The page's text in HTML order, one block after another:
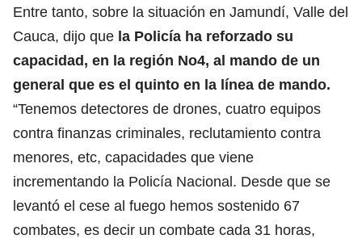
Entre tanto, sobre la situación en Jamundí, Valle del
Cauca, dijo que la Policía ha reforzado su
capacidad, en la región No4, al mando de un
general que es el quinto en la línea de mando.
“Tenemos detectores de drones, cuatro equipos
contra finanzas criminales, reclutamiento contra
menores, etc, capacidades que viene
incrementando la Policía Nacional. Desde que se
levantó el cese al fuego hemos sostenido 67
combates, es decir un combate cada 31 horas,